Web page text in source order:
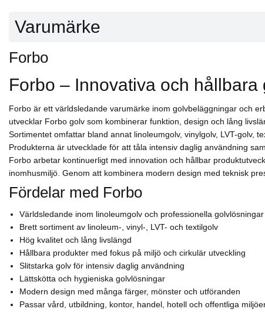
Det solida marmormönstret särskiljer sig från vårt klassiska
Accentfärgerna är särskilt utformade för att kunna kombineras
mönstren kan du skapa häpnadsväckande golvytor.
Varumärke
Forbo
Forbo – Innovativa och
Forbo är ett världsledande varumärke inom golvbeläggningar och
utvecklar Forbo golv som kombinerar funktion, design och lång
Sortimentet omfattar bland annat linoleumgolv, vinylgolv, LVT-golv,
Produkterna är utvecklade för att tåla intensiv daglig användning
Forbo arbetar kontinuerligt med innovation och hållbar
inomhusmiljö. Genom att kombinera modern design med teknisk
Fördelar med Forbo
Världsledande inom linoleumgolv och professionella golvlösningar
Brett sortiment av linoleum-, vinyl-, LVT- och textilgolv
Hög kvalitet och lång livslängd
Hållbara produkter med fokus på miljö och cirkulär utveckling
Slitstarka golv för intensiv daglig användning
Lättskötta och hygieniska golvlösningar
Modern design med många färger, mönster och utföranden
Passar vård, utbildning, kontor, handel, hotell och offentliga